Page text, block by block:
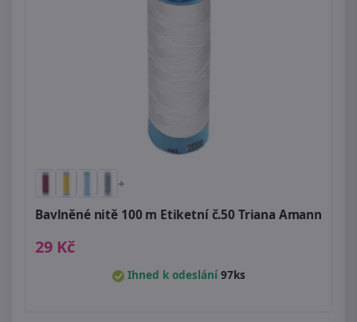
+
Bavlněné nitě 100 m Etiketní č.50 Triana Amann
29 Kč
Ihned k odeslání97ks